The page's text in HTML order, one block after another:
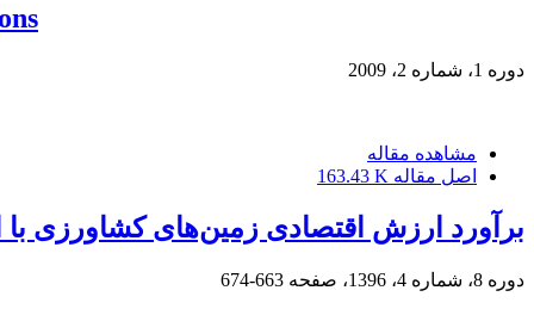
دوره 1، شماره 2، 2009
مشاهده مقاله
اصل مقاله 163.43 K
برآورد ارزش اقتصادی زمین‌های کشاورزی
دوره 8، شماره 4، 1396، صفحه 663-674